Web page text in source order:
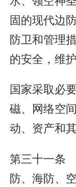
固的现代边
防卫和管理
的安全，维
国家采取必
磁、网络空
动、资产和
第三十一条
防、海防、